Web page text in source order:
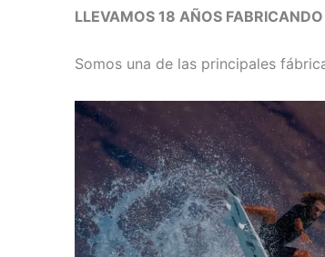
LLEVAMOS 18 AÑOS
Somos una de las principales